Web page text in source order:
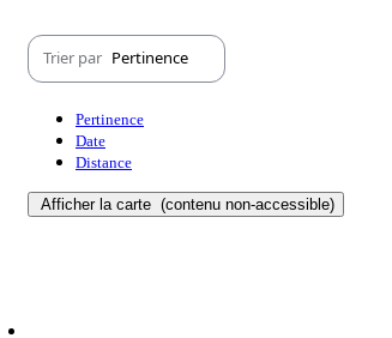
Trier par Pertinence
Pertinence
Date
Distance
Afficher la carte (contenu non-accessible)